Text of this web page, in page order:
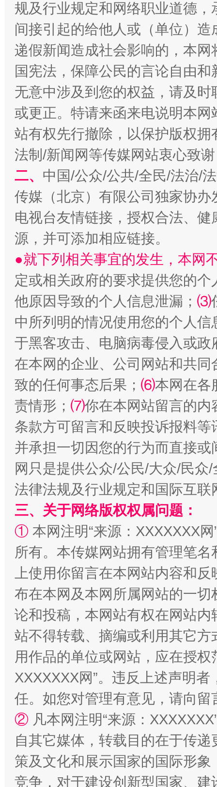
巳巳如意，开工大吉！ 三轮上
规及行业规定和网络职业道德
间接引起的给他人或（单位）
递假新闻造成社会影响的，本
国宪法，保障公民的言论自由
无意中涉及到您的权益，请及
或更正。特请来函来电说明本
站有权先行撤除，以保护版权
法制/新闻网等传媒网站衷心致
二、 中国/公众/公共/全民/法治/
传媒（北京）有限公司独家协
电视台友情链接，授权合法、
源，并可添加相应链接。
●就下列相关事宜的发生，本网
定或相关政府的要求提供您的个
他原因导致的个人信息泄漏； ⑶
中所列明的情况使用您的个人
于黑客攻击、电脑病毒侵入或
在本网的企业、公司网站和共
致的任何事态后果； ⑹本网在各
责情形； ⑺你在本网站留言的内
条款方可留言和反映投诉报料
并承担一切因您的行为而直接
网只是提供公众/公民/大众/民
法律法规及行业规定和国际互
三、关于网络版权权属问题：
① 本网注明“来源：XXXXXXX
所有。本传媒网站拥有管理笔
上使用你留言在本网站内容和
布在本网及本网所属网站的一
论和投稿，本网站有权在网站
站不得转载、摘编或利用其它
用作品的单位或网站，应在授
XXXXXXX网”。违反上述声明
任。如您对管理有意见，请向
② 凡本网注明“来源：
自其它媒体，转载目的在于传
策及文化和展示国家的国际形
竞争，对于建设创新型国家、